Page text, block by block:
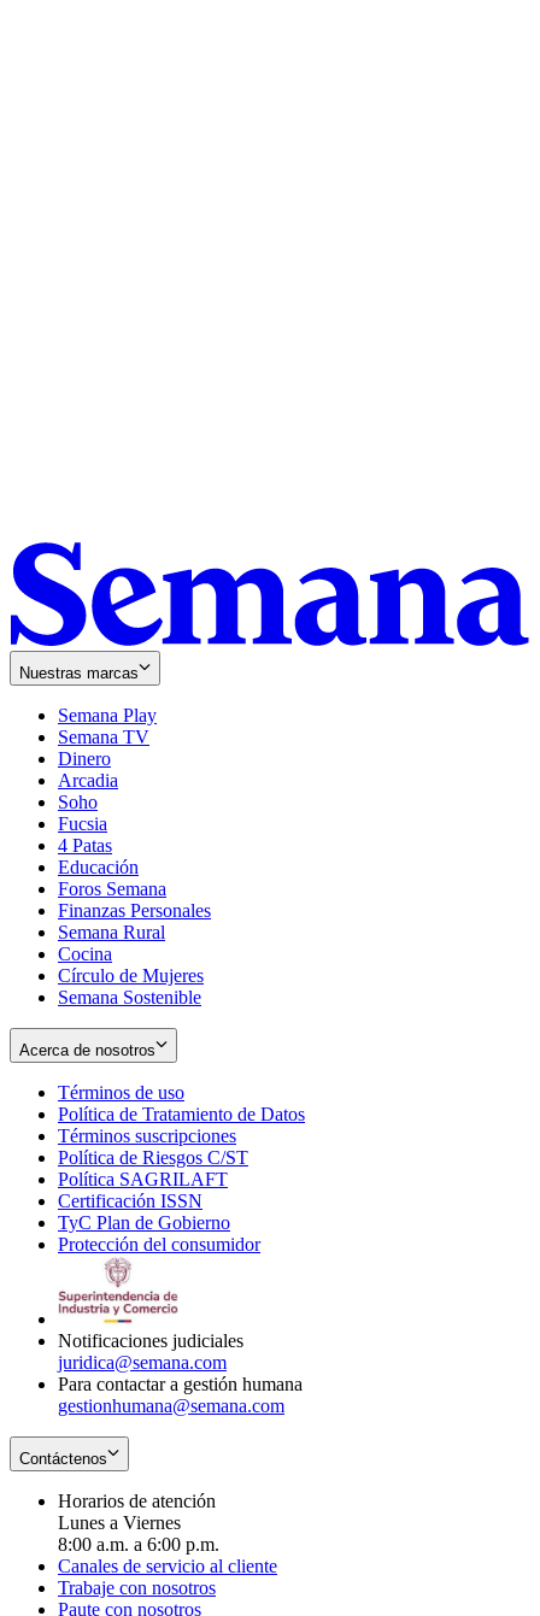
Nuestras marcas
Semana Play
Semana TV
Dinero
Arcadia
Soho
in
new
window
Fucsia
in
new
window
4 Patas
Educación
Foros Semana
Finanzas Personales
Semana Rural
Cocina
Círculo de Mujeres
Semana Sostenible
Acerca de nosotros
Términos de uso
in
new
window
Política de Tratamiento de Datos
Términos suscripciones
in
Política de Riesgos C/ST
Política SAGRILAFT
new
window
Certificación ISSN
in
new
TyC Plan de Gobierno
in
Protección del consumidorOpens
Notificaciones judiciales
juridica@semana.com
Para contactar a gestión humana
gestionhumana@semana.com
Contáctenos
Horarios de atención
Lunes a Viernes
8:00 a.m. a 6:00 p.m.
Canales de servicio al cliente
Trabaje con nosotros
Paute con nosotros